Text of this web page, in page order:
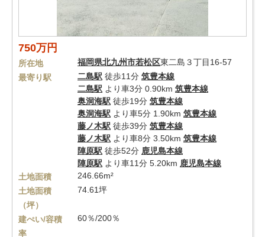
750万円
所在地 福岡県北九州市若松区東二島３丁目16-57
最寄り駅
二島駅 徒歩11分 筑豊本線
二島駅 より車3分 0.90km 筑豊本線
奥洞海駅 徒歩19分 筑豊本線
奥洞海駅 より車5分 1.90km 筑豊本線
藤ノ木駅 徒歩39分 筑豊本線
藤ノ木駅 より車8分 3.50km 筑豊本線
陣原駅 徒歩52分 鹿児島本線
陣原駅 より車11分 5.20km 鹿児島本線
土地面積
246.66m²
土地面積
（坪）
74.61坪
建ぺい/容積
率
60％/200％